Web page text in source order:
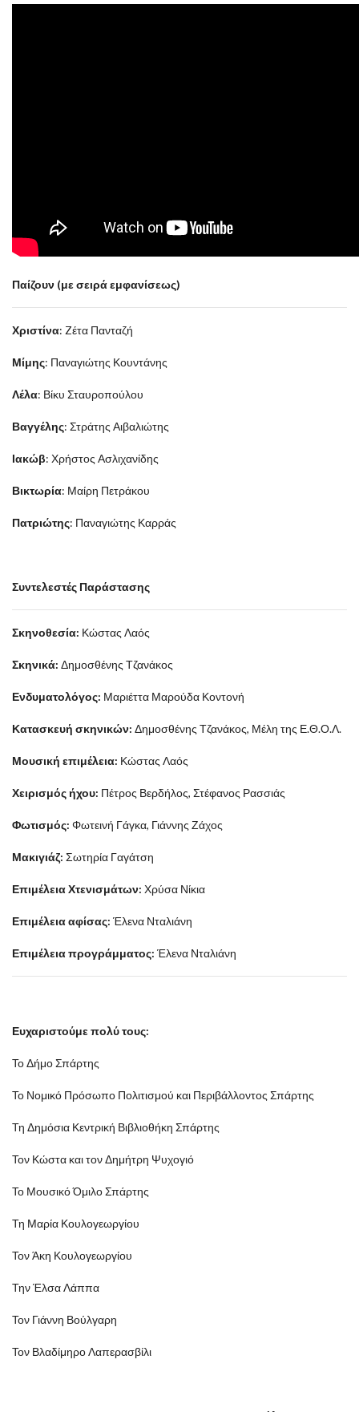
Παίζουν (με σειρά εμφανίσεως)
Χριστίνα: Zέτα Πανταζή
Μίμης: Παναγιώτης Κουντάνης
Λέλα: Βίκυ Σταυροπούλου
Βαγγέλης: Στράτης Αιβαλιώτης
Ιακώβ: Χρήστος Ασλιχανίδης
Βικτωρία: Μαίρη Πετράκου
Πατριώτης: Παναγιώτης Καρράς
Συντελεστές Παράστασης
Σκηνοθεσία: Κώστας Λαός
Σκηνικά: Δημοσθένης Τζανάκος
Ενδυματολόγος: Μαριέττα Μαρούδα Κοντονή
Κατασκευή σκηνικών: Δημοσθένης Τζανάκος, Μέλη της Ε.Θ.Ο.Λ.
Μουσική επιμέλεια: Κώστας Λαός
Χειρισμός ήχου: Πέτρος Βερδήλος, Στέφανος Ρασσιάς
Φωτισμός: Φωτεινή Γάγκα, Γιάννης Ζάχος
Μακιγιάζ: Σωτηρία Γαγάτση
Επιμέλεια Χτενισμάτων: Χρύσα Νίκια
Επιμέλεια αφίσας: Έλενα Νταλιάνη
Επιμέλεια προγράμματος: Έλενα Νταλιάνη
Ευχαριστούμε πολύ τους:
Το Δήμο Σπάρτης
Το Νομικό Πρόσωπο Πολιτισμού και Περιβάλλοντος Σπάρτης
Τη Δημόσια Κεντρική Βιβλιοθήκη Σπάρτης
Τον Κώστα και τον Δημήτρη Ψυχογιό
Το Μουσικό Όμιλο Σπάρτης
Τη Μαρία Κουλογεωργίου
Τον Άκη Κουλογεωργίου
Την Έλσα Λάππα
Τον Γιάννη Βούλγαρη
Τον Βλαδίμηρο Λαπερασβίλι